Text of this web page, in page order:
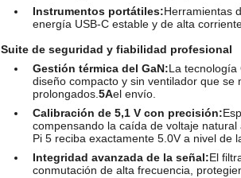
Instrumentos portátiles:Herramientas
energía USB-C estable y de alta
Suite de seguridad y fiabilidad profesional
Gestión térmica del GaN:La tecnología
diseño compacto y sin ventilador que
prolongados. 5Ael envío.
Calibración de 5,1 V con precisión:
compensando la caída de voltaje
Pi 5 reciba exactamente 5.0V a nivel de
Integridad avanzada de la señal:El
conmutación de alta frecuencia,